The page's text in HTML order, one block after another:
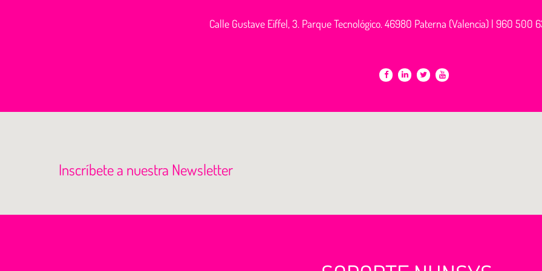
Calle Gustave Eiffel, 3. Parque Tecnológico. 46980 Paterna (Valencia) | 960 500
Inscríbete a nuestra Newsletter